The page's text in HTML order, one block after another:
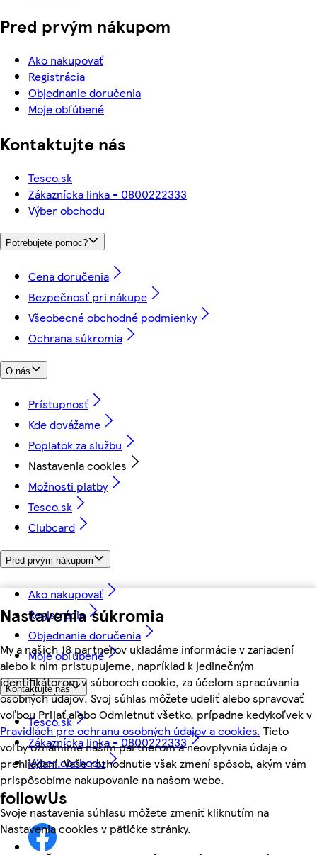
Nastavenia súkromia
My a našich 18 partnerov ukladáme informácie v zariadení
alebo k nim pristupujeme, napríklad k jedinečným
identifikátorom v súboroch cookie, za účelom spracúvania
osobných údajov. Svoj súhlas môžete udeliť alebo spravovať
voľbou Prijať alebo Odmietnuť všetko, prípadne kedykoľvek v
Pravidlách pre ochranu osobných údajov a cookies. Tieto
voľby oznámime našim partnerom a neovplyvnia údaje o
prehliadaní. Vaše rozhodnutie však zmení spôsob, akým vám
prispôsobíme nakupovanie na našom webe.
Svoje nastavenia súhlasu môžete zmeniť kliknutím na
Nastavenia cookies v pätičke stránky.
Pred prvým nákupom
Ako nakupovať
Registrácia
Objednanie doručenia
Moje obľúbené
Kontaktujte nás
Tesco.sk
Zákaznícka linka - 0800222333
Výber obchodu
Potrebujete pomoc?
Cena doručenia
Bezpečnosť pri nákupe
Všeobecné obchodné podmienky
Ochrana súkromia
O nás
Prístupnosť
Kde dovážame
Poplatok za službu
Nastavenia cookies
Možnosti platby
Tesco.sk
Clubcard
Pred prvým nákupom
Ako nakupovať
Registrácia
Objednanie doručenia
Moje obľúbené
Kontaktujte nás
Tesco.sk
Zákaznícka linka - 0800222333
Výber obchodu
followUs